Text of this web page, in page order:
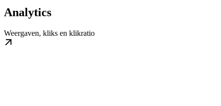
Analytics
Weergaven, kliks en klikratio